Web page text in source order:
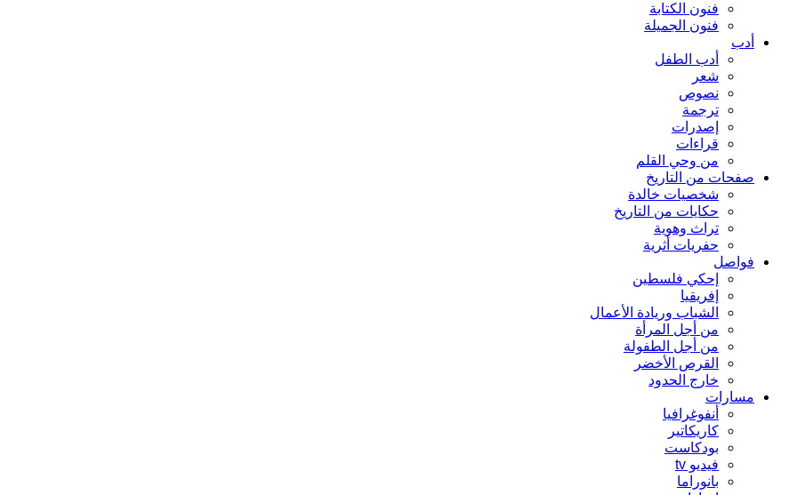
فنون الكتابة
فنون الجميلة
أدب
أدب الطفل
شعر
نصوص
ترجمة
إصدرات
قراءات
من وحي القلم
صفحات من التاريخ
شخصيات خالدة
حكايات من التاريخ
تراث وهوية
حفريات أثرية
فواصل
إحكي فلسطين
إفريقيا
الشباب وريادة الأعمال
من أجل المرأة
من أجل الطفولة
القرص الأخضر
خارج الحدود
مسارات
أنفوغرافيا
كاريكاتير
بودكاست
فيديو tv
بانوراما